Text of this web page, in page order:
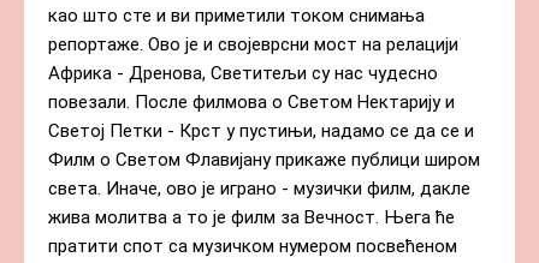
као што сте и ви приметили током снимања
репортаже. Ово је и својеврсни мост на релацији
Африка - Дренова, Светитељи су нас чудесно
повезали. После филмова о Светом Нектарију и
Светој Петки - Крст у пустињи, надамо се да се и
Филм о Светом Флавијану прикаже публици широм
света. Иначе, ово је играно - музички филм, дакле
жива молитва а то је филм за Вечност. Њега ће
пратити спот са музичком нумером посвећеном